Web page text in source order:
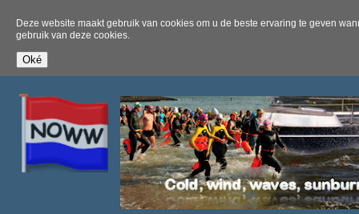
Deze website maakt gebruik van cookies om u de beste ervaring te geven
gebruik van deze cookies.